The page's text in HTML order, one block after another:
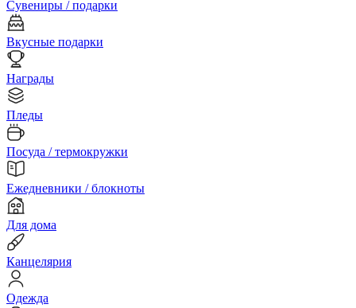
Сувениры / подарки
Вкусные подарки
Награды
Пледы
Посуда / термокружки
Ежедневники / блокноты
Для дома
Канцелярия
Одежда